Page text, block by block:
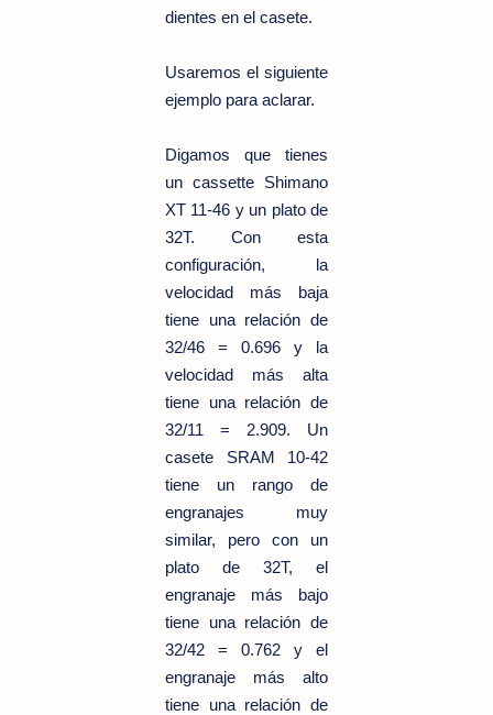
dientes en el casete.
Usaremos el siguiente
ejemplo para aclarar.
Digamos que tienes
un cassette Shimano
XT 11-46 y un plato de
32T. Con esta
configuración, la
velocidad más baja
tiene una relación de
32/46 = 0.696 y la
velocidad más alta
tiene una relación de
32/11 = 2.909. Un
casete SRAM 10-42
tiene un rango de
engranajes muy
similar, pero con un
plato de 32T, el
engranaje más bajo
tiene una relación de
32/42 = 0.762 y el
engranaje más alto
tiene una relación de